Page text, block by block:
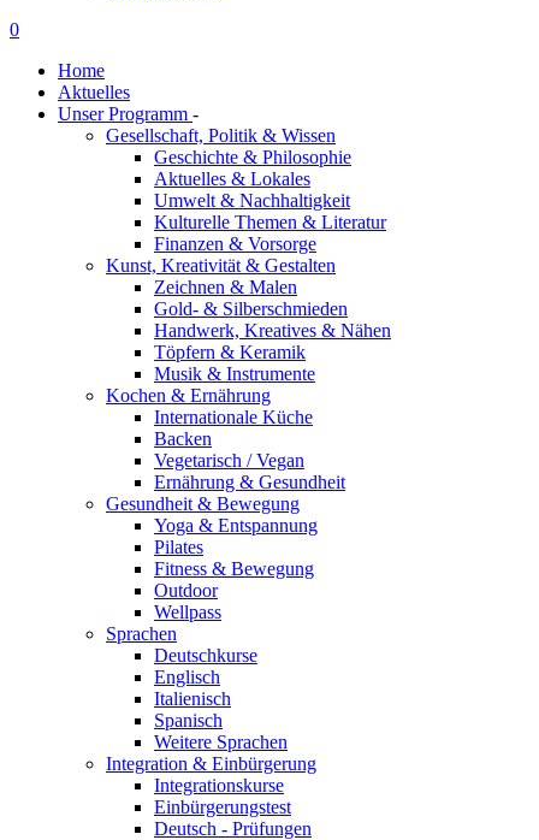
0
Home
Aktuelles
Unser Programm -
Gesellschaft, Politik & Wissen
Geschichte & Philosophie
Aktuelles & Lokales
Umwelt & Nachhaltigkeit
Kulturelle Themen & Literatur
Finanzen & Vorsorge
Kunst, Kreativität & Gestalten
Zeichnen & Malen
Gold- & Silberschmieden
Handwerk, Kreatives & Nähen
Töpfern & Keramik
Musik & Instrumente
Kochen & Ernährung
Internationale Küche
Backen
Vegetarisch / Vegan
Ernährung & Gesundheit
Gesundheit & Bewegung
Yoga & Entspannung
Pilates
Fitness & Bewegung
Outdoor
Wellpass
Sprachen
Deutschkurse
Englisch
Italienisch
Spanisch
Weitere Sprachen
Integration & Einbürgerung
Integrationskurse
Einbürgerungstest
Deutsch - Prüfungen